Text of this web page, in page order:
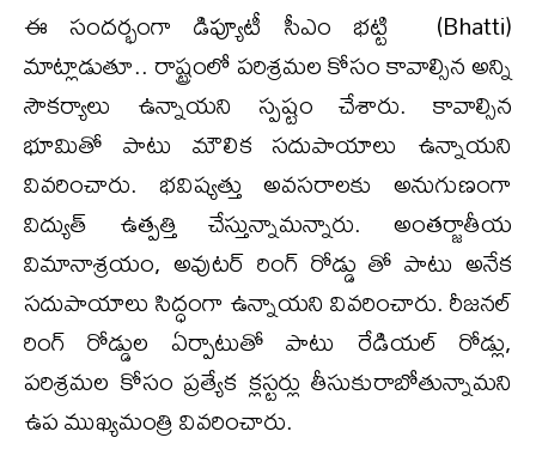
ఈ సంద‌ర్భంగా డిప్యూటీ సీఎం భ‌ట్టి (Bhatti)
మాట్లాడుతూ.. రాష్ట్రంలో ప‌రిశ్ర‌మ‌ల కోసం కావాల్సిన అన్ని
సౌక‌ర్యాలు ఉన్నాయ‌ని స్ప‌ష్టం చేశారు. కావాల్సిన
భూమితో పాటు మౌలిక స‌దుపాయాలు ఉన్నాయ‌ని
వివ‌రించారు. భ‌విష్య‌త్తు అవ‌స‌రాల‌కు అనుగుణంగా
విద్యుత్ ఉత్ప‌త్తి చేస్తున్నామ‌న్నారు. అంత‌ర్జాతీయ
విమానాశ్ర‌యం, అవుట‌ర్ రింగ్ రోడ్డు తో పాటు అనేక
స‌దుపాయాలు సిద్ధంగా ఉన్నాయ‌ని వివరించారు. రీజ‌న‌ల్
రింగ్ రోడ్డుల ఏర్పాటుతో పాటు రేడియ‌ల్ రోడ్లు,
ప‌రిశ్రమ‌ల కోసం ప్ర‌త్యేక క్ల‌స్ట‌ర్లు తీసుకురాబోతున్నామ‌ని
ఉప ముఖ్య‌మంత్రి వివ‌రించారు.